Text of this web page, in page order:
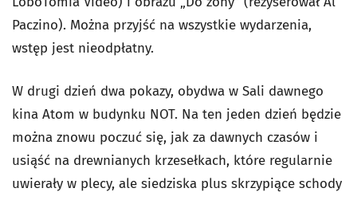
Paczino). Można przyjść na wszystkie wydarzenia,
wstęp jest nieodpłatny.
W drugi dzień dwa pokazy, obydwa w Sali dawnego
kina Atom w budynku NOT. Na ten jeden dzień będzie
można znowu poczuć się, jak za dawnych czasów i
usiąść na drewnianych krzesełkach, które regularnie
uwierały w plecy, ale siedziska plus skrzypiące schody